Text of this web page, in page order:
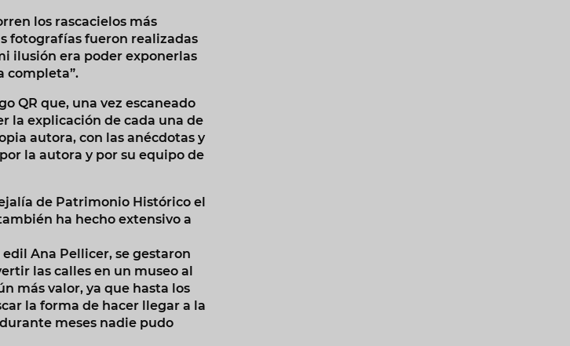
los rascacielos más
fotografías fueron realizadas
ilusión era poder exponerlas
completa”.
QR que, una vez escaneado
la explicación de cada una de
autora, con las anécdotas y
la autora y por su equipo de
de Patrimonio Histórico el
ha hecho extensivo a
Ana Pellicer, se gestaron
las calles en un museo al
más valor, ya que hasta los
la forma de hacer llegar a la
meses nadie pudo